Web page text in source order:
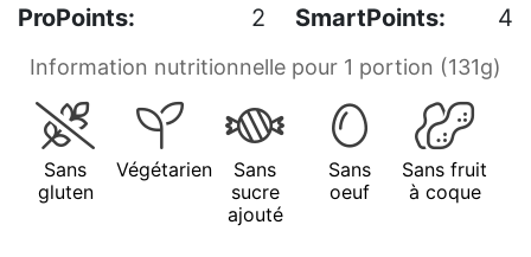
ProPoints:
2 SmartPoints: 4
Information nutritionnelle pour 1 portion (131g)
Sans
gluten
Végétarien
Sans
sucre
ajouté
Sans
oeuf
Sans fruit
à coque